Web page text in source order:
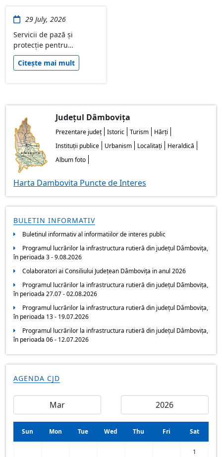
Ajutor și Respect” – SMIS
334301
29 July, 2026
Servicii de pază și
protecție pentru
obiectivul Depozit de
deșeuri Aninoasa, aflat în
Citește mai mult
Judeţul Dâmbovița
Prezentare judeţ Istoric Turism
Hărţi
Instituţii publice
Urbanism Localitaţi
Heraldică
Album foto
Harta Dambovita Puncte de Interes
BULETIN INFORMATIV
Buletinul informativ al informatiilor de interes public
Programul lucrărilor la infrastructura rutieră din județul Dâmbovița,
în perioada 3 - 9.08.2026
Colaboratori ai Consiliului Județean Dâmbovița in anul 2026
Programul lucrărilor la infrastructura rutieră din județul Dâmbovița,
în perioada 27.07 - 02.08.2026
Programul lucrărilor la infrastructura rutieră din județul Dâmbovița,
în perioada 13 - 19.07.2026
Programul lucrărilor la infrastructura rutieră din județul Dâmbovița,
în perioada 06 - 12.07.2026
AGENDA CJD
Sun Mon Tue Wed Thu Fri Sat
1